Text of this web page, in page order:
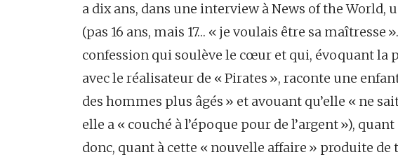
a dix ans, dans une interview à News of the World,
(pas 16 ans, mais 17… « je voulais être sa maîtresse
confession qui soulève le cœur et qui, évoquant la
avec le réalisateur de « Pirates », raconte une
des hommes plus âgés » et avouant qu’elle « ne
elle a « couché à l’époque pour de l’argent »),
donc, quant à cette « nouvelle affaire » produite